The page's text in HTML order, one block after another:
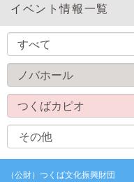
イベント情報一覧
（公財）つくば文化振興財団